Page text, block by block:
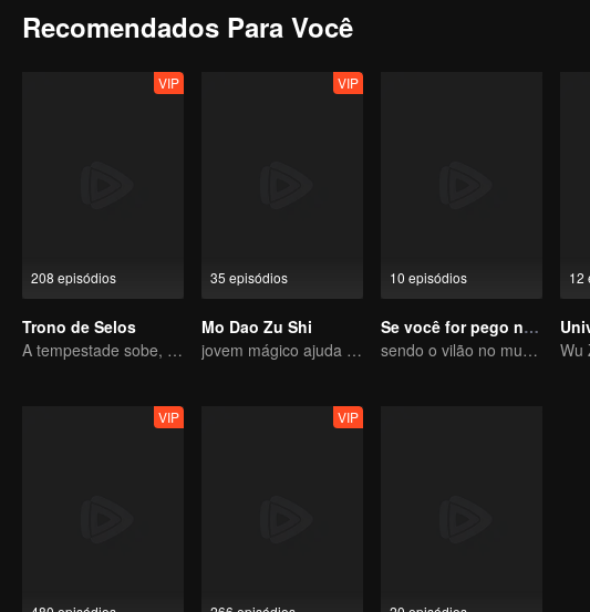
Recomendados Para Você
208 episódios
VIP
Trono de Selos
A tempestade sobe, o trono cai
35 episódios
VIP
Mo Dao Zu Shi
jovem mágico ajuda os povos
10 episódios
Se você for pego no livro
sendo o vilão no mundo do livro
12
VIP VIP